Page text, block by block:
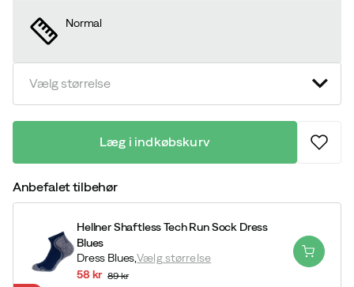
Normal
Vælg størrelse
Læg i indkøbskurv
Anbefalet tilbehør
Hellner Shaftless Tech Run Sock Dress
Blues
Dress Blues,Vælg størrelse
58 kr 89 kr